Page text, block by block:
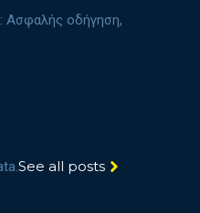
Ασφαλής οδήγηση,
See all posts